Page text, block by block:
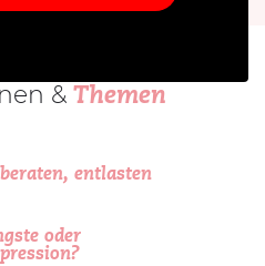
& Themen
entlasten
oder